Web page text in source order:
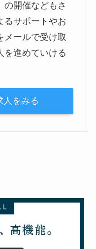
の開催などもさ
るサポートやお
メールで受け取
を進めていける
人をみる